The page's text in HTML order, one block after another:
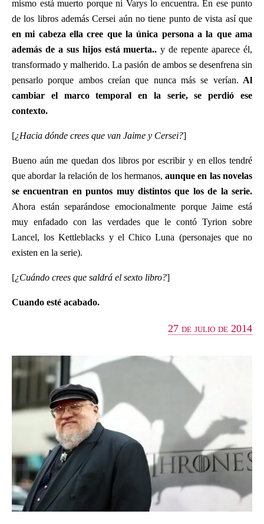
mismo está muerto porque ni Varys lo encuentra. En ese punto
de los libros además Cersei aún no tiene punto de vista así que
en mi cabeza ella cree que la única persona a la que ama
además de a sus hijos está muerta.. y de repente aparece él,
transformado y malherido. La pasión de ambos se desenfrena sin
pensarlo porque ambos creían que nunca más se verían. Al
cambiar el marco temporal en la serie, se perdió ese
contexto.
[¿Hacia dónde crees que van Jaime y Cersei?]
Bueno aún me quedan dos libros por escribir y en ellos tendré
que abordar la relación de los hermanos,aunque en las novelas
se encuentran en puntos muy distintos que los de la serie.
Ahora están separándose emocionalmente porque Jaime está
muy enfadado con las verdades que le contó Tyrion sobre
Lancel, los Kettleblacks y el Chico Luna (personajes que no
existen en la serie).
[¿Cuándo crees que saldrá el sexto libro?]
Cuando esté acabado.
27 de julio de 2014